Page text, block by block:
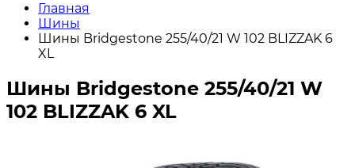
Главная
Шины
Шины Bridgestone 255/40/21 W 102 BLIZZAK 6
XL
Шины Bridgestone 255/40/21 W
102 BLIZZAK 6 XL